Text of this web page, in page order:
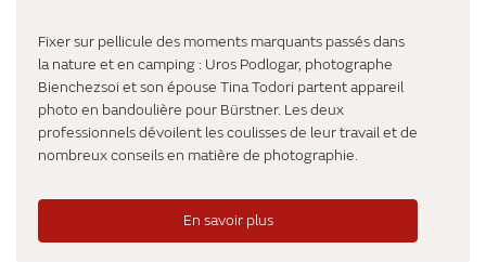
Fixer sur pellicule des moments marquants passés dans
la nature et en camping : Uros Podlogar, photographe
Bienchezsoi et son épouse Tina Todori partent appareil
photo en bandoulière pour Bürstner. Les deux
professionnels dévoilent les coulisses de leur travail et de
nombreux conseils en matière de photographie.
En savoir plus